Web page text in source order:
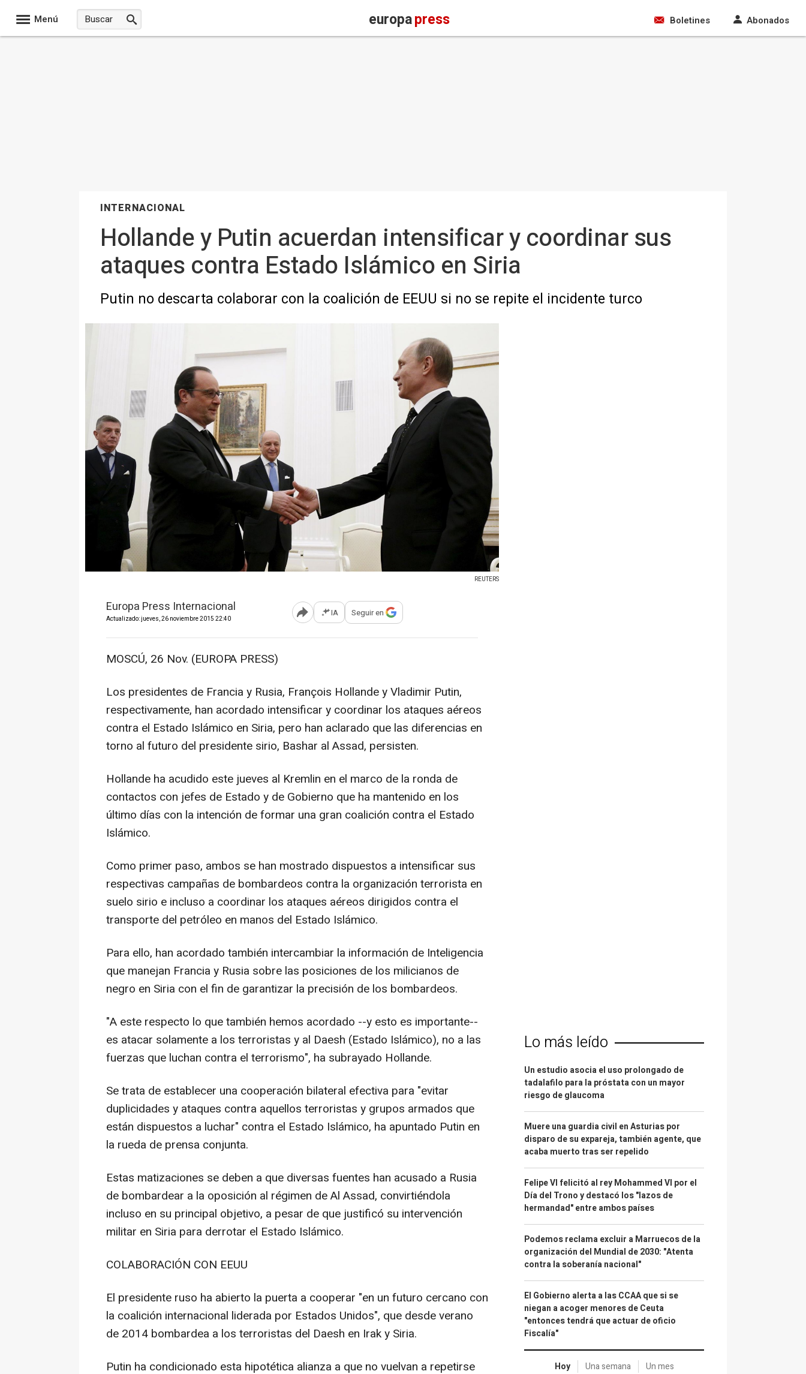
Menú europapress Boletines Abonados
INTERNACIONAL
Hollande y Putin acuerdan intensificar y coordinar sus
ataques contra Estado Islámico en Siria
Putin no descarta colaborar con la coalición de EEUU si no se repite el incidente turco
REUTERS
Europa Press Internacional
Actualizado: jueves, 26 noviembre 2015 22:40 Abrir opciones para compartir
IA Seguir en
MOSCÚ, 26 Nov. (EUROPA PRESS)
Los presidentes de Francia y Rusia, François Hollande y Vladimir Putin,
respectivamente, han acordado intensificar y coordinar los ataques aéreos
contra el Estado Islámico en Siria, pero han aclarado que las diferencias en
torno al futuro del presidente sirio, Bashar al Assad, persisten.
Hollande ha acudido este jueves al Kremlin en el marco de la ronda de
contactos con jefes de Estado y de Gobierno que ha mantenido en los
último días con la intención de formar una gran coalición contra el Estado
Islámico.
Como primer paso, ambos se han mostrado dispuestos a intensificar sus
respectivas campañas de bombardeos contra la organización terrorista en
suelo sirio e incluso a coordinar los ataques aéreos dirigidos contra el
transporte del petróleo en manos del Estado Islámico.
Para ello, han acordado también intercambiar la información de Inteligencia
que manejan Francia y Rusia sobre las posiciones de los milicianos de
negro en Siria con el fin de garantizar la precisión de los bombardeos.
"A este respecto lo que también hemos acordado --y esto es importante--
es atacar solamente a los terroristas y al Daesh (Estado Islámico), no a las
fuerzas que luchan contra el terrorismo", ha subrayado Hollande.
Se trata de establecer una cooperación bilateral efectiva para "evitar
duplicidades y ataques contra aquellos terroristas y grupos armados que
están dispuestos a luchar" contra el Estado Islámico, ha apuntado Putin en
la rueda de prensa conjunta.
Estas matizaciones se deben a que diversas fuentes han acusado a Rusia
de bombardear a la oposición al régimen de Al Assad, convirtiéndola
incluso en su principal objetivo, a pesar de que justificó su intervención
militar en Siria para derrotar el Estado Islámico.
COLABORACIÓN CON EEUU
El presidente ruso ha abierto la puerta a cooperar "en un futuro cercano con
la coalición internacional liderada por Estados Unidos", que desde verano
de 2014 bombardea a los terroristas del Daesh en Irak y Siria.
Putin ha condicionado esta hipotética alianza a que no vuelvan a repetirse
Lo más leído
Un estudio asocia el uso prolongado de
tadalafilo para la próstata con un mayor
riesgo de glaucoma
Muere una guardia civil en Asturias por
disparo de su expareja, también agente, que
acaba muerto tras ser repelido
Felipe VI felicitó al rey Mohammed VI por el
Día del Trono y destacó los "lazos de
hermandad" entre ambos países
Podemos reclama excluir a Marruecos de la
organización del Mundial de 2030: "Atenta
contra la soberanía nacional"
El Gobierno alerta a las CCAA que si se
niegan a acoger menores de Ceuta
"entonces tendrá que actuar de oficio
Fiscalía"
Hoy Una semana Un mes